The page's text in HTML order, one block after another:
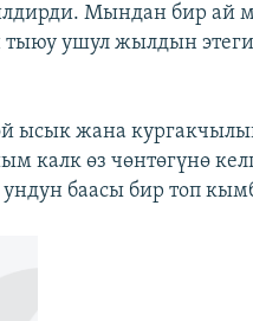
Мындан бир ай
тыюу ушул жылдын
ысык жана
калк өз чөнтөгүнө
баасы бир топ